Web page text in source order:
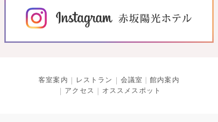
客室案内 レストラン 会議室
館内案内
アクセス
オススメスポット